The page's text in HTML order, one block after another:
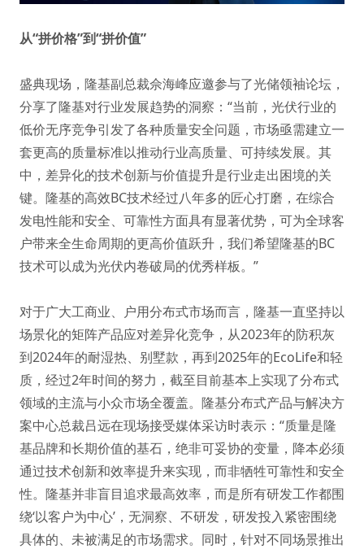
从“拼价格”到“拼价值”
盛典现场，隆基副总裁佘海峰应邀参与了光储领袖论坛，
分享了隆基对行业发展趋势的洞察：“当前，光伏行业的
低价无序竞争引发了各种质量安全问题，市场亟需建立一
套更高的质量标准以推动行业高质量、可持续发展。其
中，差异化的技术创新与价值提升是行业走出困境的关
键。隆基的高效BC技术经过八年多的匠心打磨，在综合
发电性能和安全、可靠性方面具有显著优势，可为全球客
户带来全生命周期的更高价值跃升，我们希望隆基的BC
技术可以成为光伏内卷破局的优秀样板。”
对于广大工商业、户用分布式市场而言，隆基一直坚持以
场景化的矩阵产品应对差异化竞争，从2023年的防积灰
到2024年的耐湿热、别墅款，再到2025年的EcoLife和轻
质，经过2年时间的努力，截至目前基本上实现了分布式
领域的主流与小众市场全覆盖。隆基分布式产品与解决方
案中心总裁吕远在现场接受媒体采访时表示：“质量是隆
基品牌和长期价值的基石，绝非可妥协的变量，降本必须
通过技术创新和效率提升来实现，而非牺牲可靠性和安全
性。隆基并非盲目追求最高效率，而是所有研发工作都围
绕‘以客户为中心’，无洞察、不研发，研发投入紧密围绕
具体的、未被满足的市场需求。同时，针对不同场景推出